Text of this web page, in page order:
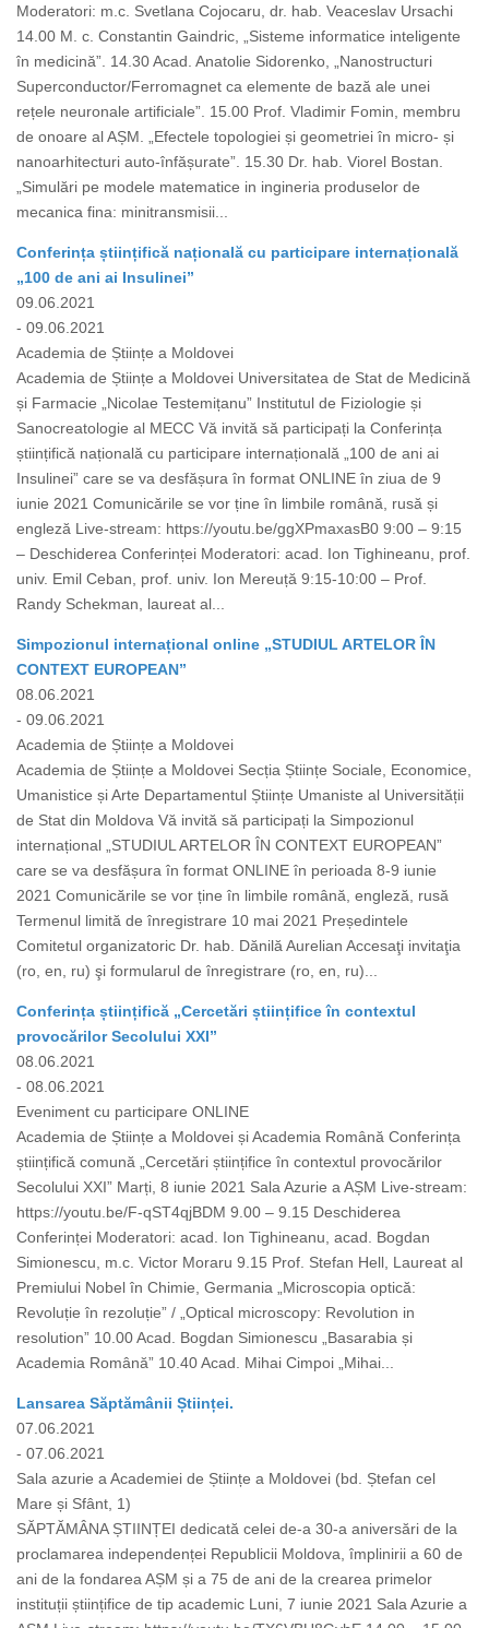
Moderatori: m.c. Svetlana Cojocaru, dr. hab. Veaceslav Ursachi
14.00 M. c. Constantin Gaindric, „Sisteme informatice inteligente
în medicină”. 14.30 Acad. Anatolie Sidorenko, „Nanostructuri
Superconductor/Ferromagnet ca elemente de bază ale unei
rețele neuronale artificiale”. 15.00 Prof. Vladimir Fomin, membru
de onoare al AȘM. „Efectele topologiei și geometriei în micro- și
nanoarhitecturi auto-înfășurate”. 15.30 Dr. hab. Viorel Bostan.
„Simulări pe modele matematice in ingineria produselor de
mecanica fina: minitransmisii...
Conferința științifică națională cu participare internațională
„100 de ani ai Insulinei”
09.06.2021
- 09.06.2021
Academia de Științe a Moldovei
Academia de Științe a Moldovei Universitatea de Stat de Medicină
și Farmacie „Nicolae Testemițanu” Institutul de Fiziologie și
Sanocreatologie al MECC Vă invită să participați la Conferința
științifică națională cu participare internațională „100 de ani ai
Insulinei” care se va desfășura în format ONLINE în ziua de 9
iunie 2021 Comunicările se vor ține în limbile română, rusă și
engleză Live-stream: https://youtu.be/ggXPmaxasB0 9:00 – 9:15
– Deschiderea Conferinței Moderatori: acad. Ion Tighineanu, prof.
univ. Emil Ceban, prof. univ. Ion Mereuță 9:15-10:00 – Prof.
Randy Schekman, laureat al...
Simpozionul internațional online „STUDIUL ARTELOR ÎN
CONTEXT EUROPEAN”
08.06.2021
- 09.06.2021
Academia de Științe a Moldovei
Academia de Științe a Moldovei Secția Științe Sociale, Economice,
Umanistice și Arte Departamentul Științe Umaniste al Universității
de Stat din Moldova Vă invită să participați la Simpozionul
internațional „STUDIUL ARTELOR ÎN CONTEXT EUROPEAN”
care se va desfășura în format ONLINE în perioada 8-9 iunie
2021 Comunicările se vor ține în limbile română, engleză, rusă
Termenul limită de înregistrare 10 mai 2021 Președintele
Comitetul organizatoric Dr. hab. Dănilă Aurelian Accesaţi invitaţia
(ro, en, ru) şi formularul de înregistrare (ro, en, ru)...
Conferința științifică „Cercetări științifice în contextul
provocărilor Secolului XXI”
08.06.2021
- 08.06.2021
Eveniment cu participare ONLINE
Academia de Științe a Moldovei și Academia Română Conferința
științifică comună „Cercetări științifice în contextul provocărilor
Secolului XXI” Marți, 8 iunie 2021 Sala Azurie a AȘM Live-stream:
https://youtu.be/F-qST4qjBDM 9.00 – 9.15 Deschiderea
Conferinței Moderatori: acad. Ion Tighineanu, acad. Bogdan
Simionescu, m.c. Victor Moraru 9.15 Prof. Stefan Hell, Laureat al
Premiului Nobel în Chimie, Germania „Microscopia optică:
Revoluție în rezoluție” / „Optical microscopy: Revolution in
resolution” 10.00 Acad. Bogdan Simionescu „Basarabia și
Academia Română” 10.40 Acad. Mihai Cimpoi „Mihai...
Lansarea Săptămânii Științei.
07.06.2021
- 07.06.2021
Sala azurie a Academiei de Științe a Moldovei (bd. Ștefan cel
Mare și Sfânt, 1)
SĂPTĂMÂNA ȘTIINȚEI dedicată celei de-a 30-a aniversări de la
proclamarea independenței Republicii Moldova, împlinirii a 60 de
ani de la fondarea AȘM și a 75 de ani de la crearea primelor
instituții științifice de tip academic Luni, 7 iunie 2021 Sala Azurie a